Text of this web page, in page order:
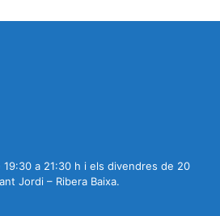
a 21:30 h i els divendres de 20
Jordi – Ribera Baixa.